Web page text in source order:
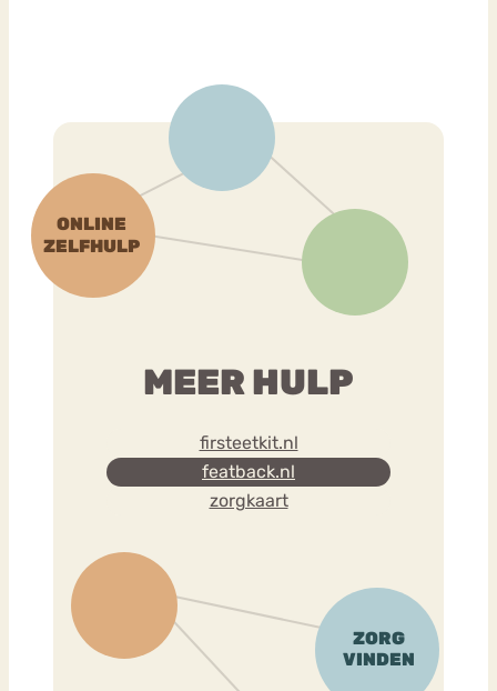
MEER HULP
firsteetkit.nl
featback.nl
zorgkaart